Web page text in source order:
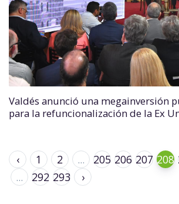
Valdés anunció una megainversión
para la refuncionalización de la Ex
‹ 1 2 ... 205 206 207 208
...
292 293 ›